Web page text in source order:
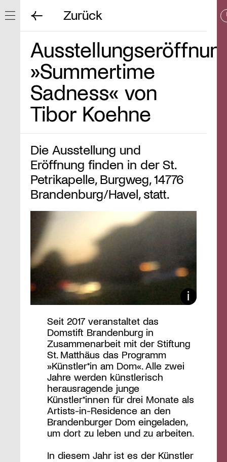
Navigation ein/ausblenden
Zurück
»Summertime
Sadness« von
Tibor Koehne
Die Ausstellung und
Eröffnung finden in der St.
Petrikapelle, Burgweg, 14776
Brandenburg/Havel, statt.
Seit 2017 veranstaltet das
Domstift Brandenburg in
Zusammenarbeit mit der Stiftung
St. Matthäus das Programm
»Künstler*in am Dom«. Alle zwei
Jahre werden künstlerisch
herausragende junge
Künstler*innen für drei Monate als
Artists-in-Residence an den
Brandenburger Dom eingeladen,
um dort zu leben und zu arbeiten.
In diesem Jahr ist es der Künstler